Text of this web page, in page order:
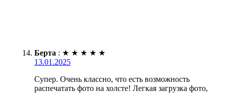
Берта : ★ ★ ★ ★ ★
13.01.2025
Супер. Очень классно, что есть возможность
распечатать фото на холсте! Легкая загрузка фото,